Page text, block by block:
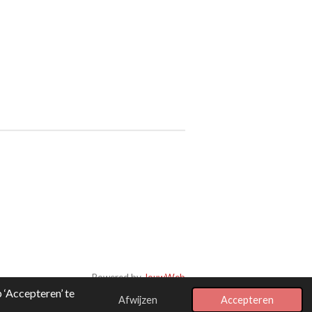
te
Afwijzen Accepteren
Powered byJouwWeb